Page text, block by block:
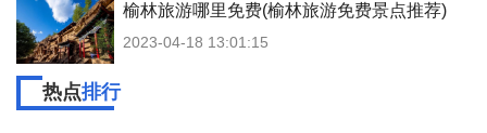
榆林旅游哪里免费(榆林旅游免费景点推荐)
2023-04-18 13:01:15
热点排行